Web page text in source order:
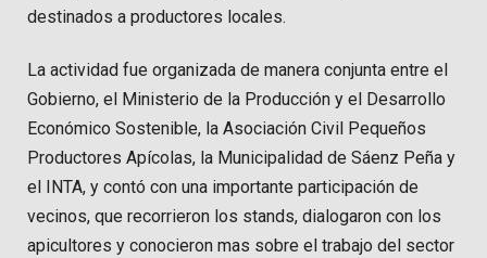
destinados a productores locales.
La actividad fue organizada de manera conjunta entre el
Gobierno, el Ministerio de la Producción y el Desarrollo
Económico Sostenible, la Asociación Civil Pequeños
Productores Apícolas, la Municipalidad de Sáenz Peña y
el INTA, y contó con una importante participación de
vecinos, que recorrieron los stands, dialogaron con los
apicultores y conocieron mas sobre el trabajo del sector